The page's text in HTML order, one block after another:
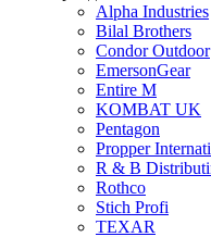
Alpha Industries
Bilal Brothers
Condor Outdoor
EmersonGear
Entire M
KOMBAT UK
Pentagon
Propper
R & B
Rothco
Stich Profi
TEXAR